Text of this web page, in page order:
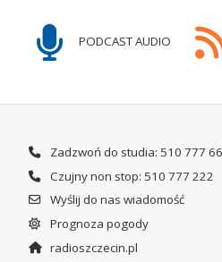
PODCAST AUDIO
Zadzwoń do studia: 510 777
Czujny non stop: 510 777 222
Wyślij do nas wiadomość
Prognoza pogody
radioszczecin.pl